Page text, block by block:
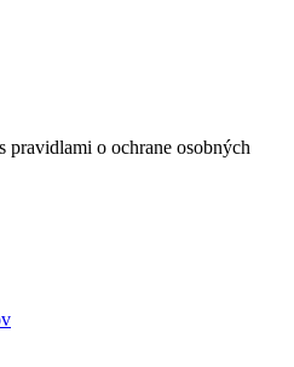
pravidlami o ochrane osobných